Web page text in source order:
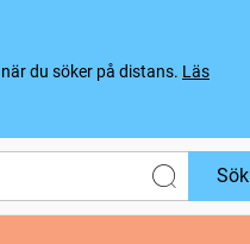
du söker på distans. Läs
Sök